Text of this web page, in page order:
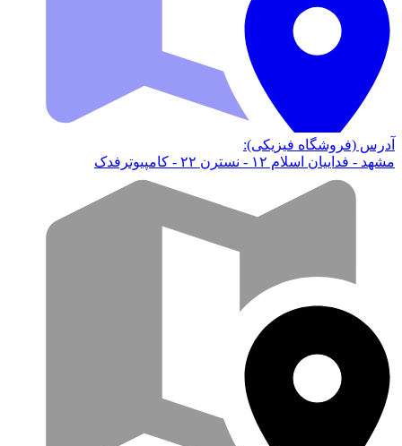
آدرس (فروشگاه فیزیکی):
مشهد - فداییان اسلام ۱۲ - نسترن ۲۲ - کامپیوترفدک